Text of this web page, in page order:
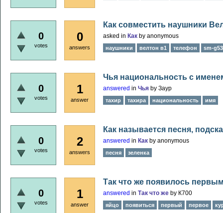
0
votes
0
answers
Как совместить наушники
asked in Как by anonymous
наушники велтон в1 телефон sm-
0
votes
1
answer
Чья национальность с
answered in Чья by Заур
тахир тахира национальность имя
0
votes
2
answers
Как называется песня,
answered in Как by anonymous
песня зеленка
0
votes
1
answer
Так что же появилось
answered in Так что же by К700
яйцо появиться первый первое